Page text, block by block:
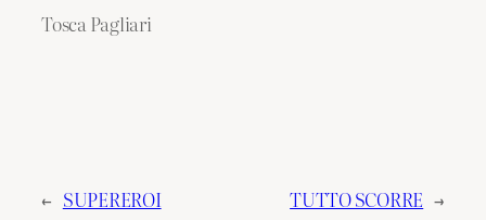
Tosca Pagliari
← SUPEREROI TUTTO SCORRE →